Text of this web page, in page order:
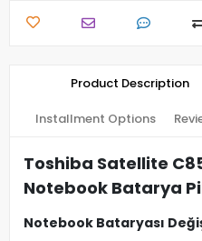
Product Description
Installment Options
Toshiba Satellite
Notebook Batarya
Notebook Bataryası